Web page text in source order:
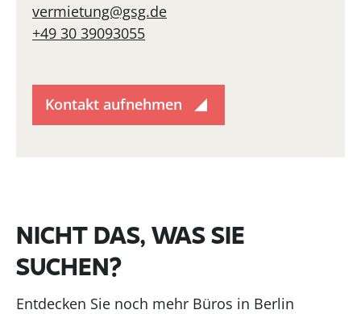
vermietung@gsg.de
+49 30 39093055
Kontakt aufnehmen
NICHT DAS, WAS SIE
SUCHEN?
Entdecken Sie noch mehr Büros in Berlin